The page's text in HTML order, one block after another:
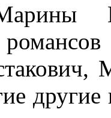
другие